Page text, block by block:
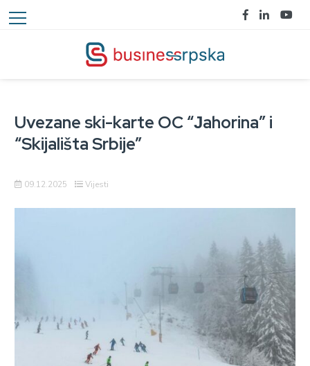
Uvezane ski-karte OC “Јahorina” i
“Skijališta Srbije”
09.12.2025 Vijesti